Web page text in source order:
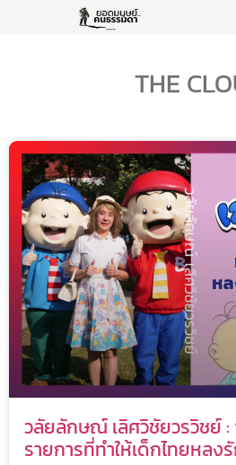
THE
วลัยลักษณ์ เลิศวิชัยวรวิชย์ :
รายการที่ทำให้เด็กไทยหล